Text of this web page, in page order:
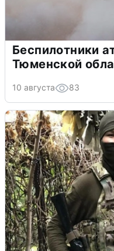
Беспилотники
Тюменской
10 августа 83